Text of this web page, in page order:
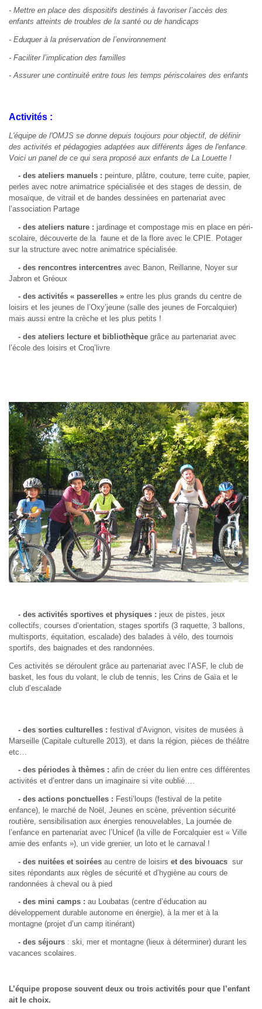
- Mettre en place des dispositifs destinés à favoriser l’accès des
enfants atteints de troubles de la santé ou de handicaps
- Eduquer à la préservation de l’environnement
- Faciliter l’implication des familles
- Assurer une continuité entre tous les temps périscolaires des enfants
Activités :
L'équipe de l'OMJS se donne depuis toujours pour objectif, de définir
des activités et pédagogies adaptées aux différents âges de l'enfance.
Voici un panel de ce qui sera proposé aux enfants de La Louette !
- des ateliers manuels : peinture, plâtre, couture, terre cuite, papier,
perles avec notre animatrice spécialisée et des stages de dessin, de
mosaïque, de vitrail et de bandes dessinées en partenariat avec
l’association Partage
- des ateliers nature : jardinage et compostage mis en place en péri-
scolaire, découverte de la faune et de la flore avec le CPIE. Potager
sur la structure avec notre animatrice spécialisée.
- des rencontres intercentres avec Banon, Reillanne, Noyer sur
Jabron et Gréoux
- des activités « passerelles » entre les plus grands du centre de
loisirs et les jeunes de l’Oxy’jeune (salle des jeunes de Forcalquier)
mais aussi entre la crèche et les plus petits !
- des ateliers lecture et bibliothèque grâce au partenariat avec
l’école des loisirs et Croq’livre
- des activités sportives et physiques : jeux de pistes, jeux
collectifs, courses d’orientation, stages sportifs (3 raquette, 3 ballons,
multisports, équitation, escalade) des balades à vélo, des tournois
sportifs, des baignades et des randonnées.
Ces activités se déroulent grâce au partenariat avec l’ASF, le club de
basket, les fous du volant, le club de tennis, les Crins de Gaïa et le
club d’escalade
- des sorties culturelles : festival d’Avignon, visites de musées à
Marseille (Capitale culturelle 2013), et dans la région, pièces de théâtre
etc…
- des périodes à thèmes : afin de créer du lien entre ces différentes
activités et d’entrer dans un imaginaire si vite oublié….
- des actions ponctuelles : Festi’loups (festival de la petite
enfance), le marché de Noël, Jeunes en scène, prévention sécurité
routière, sensibilisation aux énergies renouvelables, La journée de
l’enfance en partenariat avec l’Unicef (la ville de Forcalquier est « Ville
amie des enfants »), un vide grenier, un loto et le carnaval !
- des nuitées et soirées au centre de loisirs et des bivouacs sur
sites répondants aux règles de sécurité et d’hygiène au cours de
randonnées à cheval ou à pied
- des mini camps : au Loubatas (centre d’éducation au
développement durable autonome en énergie), à la mer et à la
montagne (projet d’un camp itinérant)
- des séjours : ski, mer et montagne (lieux à déterminer) durant les
vacances scolaires.
L’équipe propose souvent deux ou trois activités pour que l’enfant
ait le choix.